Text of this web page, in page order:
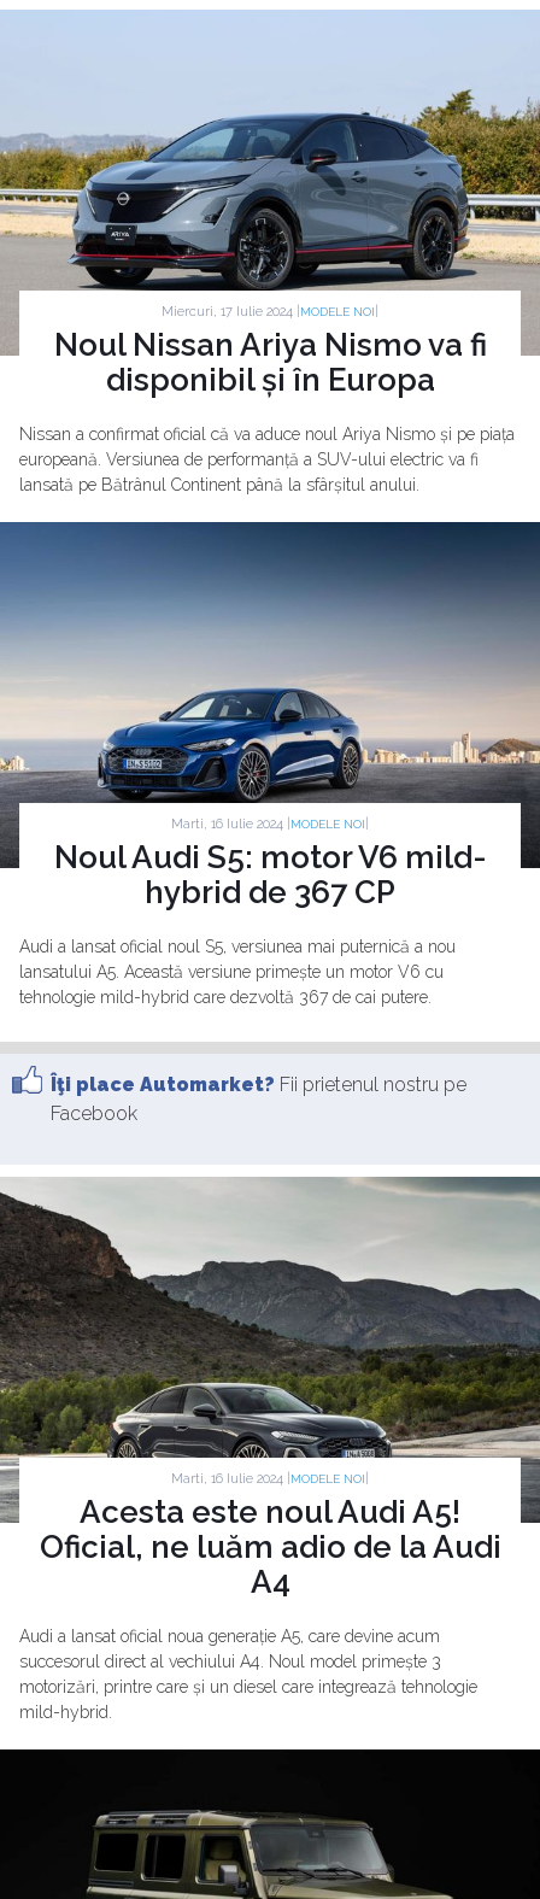
Miercuri, 17 Iulie 2024 | MODELE NOI
Noul Nissan Ariya Nismo va fi
disponibil și în Europa
Nissan a confirmat oficial că va aduce noul Ariya Nismo și pe piața
europeană. Versiunea de performanță a SUV-ului electric va fi
lansată pe Bătrânul Continent până la sfârșitul anului.
Marti, 16 Iulie 2024 | MODELE NOI
Noul Audi S5: motor V6 mild-
hybrid de 367 CP
Audi a lansat oficial noul S5, versiunea mai puternică a nou
lansatului A5. Această versiune primește un motor V6 cu
tehnologie mild-hybrid care dezvoltă 367 de cai putere.
Îţi place Automarket? Fii prietenul nostru pe
Facebook
Marti, 16 Iulie 2024 | MODELE NOI
Acesta este noul Audi A5!
Oficial, ne luăm adio de la Audi
A4
Audi a lansat oficial noua generație A5, care devine acum
succesorul direct al vechiului A4. Noul model primește 3
motorizări, printre care și un diesel care integrează tehnologie
mild-hybrid.